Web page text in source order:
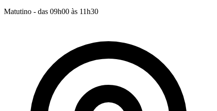
Matutino - das 09h00 às 11h30